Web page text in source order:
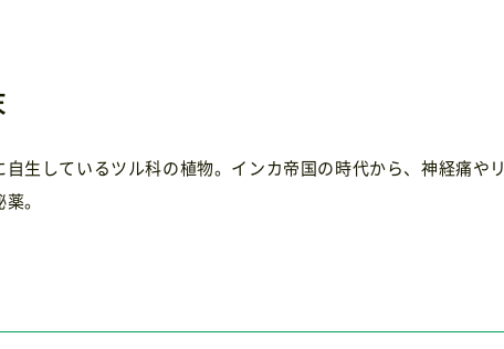
生しているツル科の植物。インカ帝国の時代から、神経痛やリ
。